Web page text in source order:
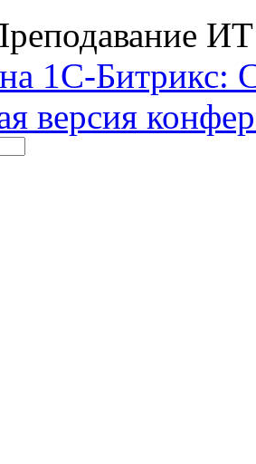
1С-Битрикс:
версия